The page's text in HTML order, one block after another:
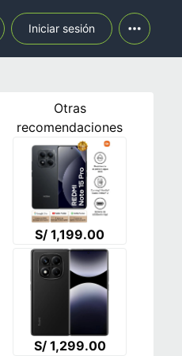
Iniciar sesión
Otras
recomendaciones
S/ 1,199.00
S/ 1,299.00